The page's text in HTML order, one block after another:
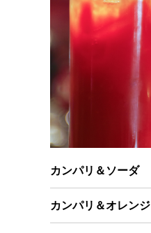
カンパリ＆ソーダ
カンパリ＆オレンジ